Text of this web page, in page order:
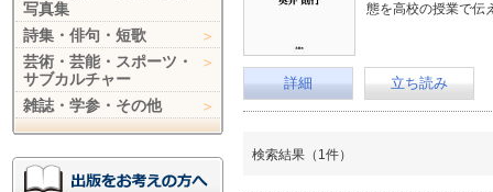
態を高校の授業で伝
詳細 立ち読み
検索結果（1件）
写真集
詩集・俳句・短歌
芸術・芸能・スポーツ・
サブカルチャー
雑誌・学参・その他